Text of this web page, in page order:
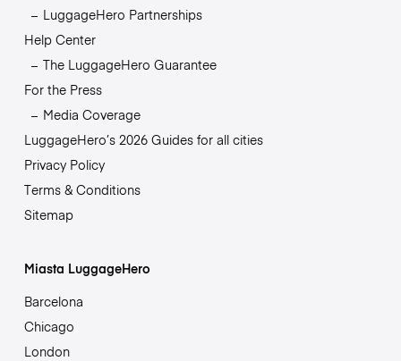
LuggageHero Partnerships
Help Center
The LuggageHero Guarantee
For the Press
Media Coverage
LuggageHero’s 2026 Guides for all cities
Privacy Policy
Terms & Conditions
Sitemap
Miasta LuggageHero
Barcelona
Chicago
London